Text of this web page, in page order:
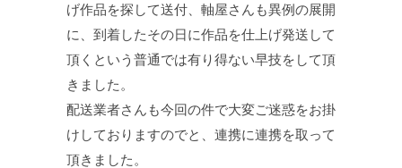
げ作品を探して送付、軸屋さんも異例の展開
に、到着したその日に作品を仕上げ発送して
頂くという普通では有り得ない早技をして頂
きました。
配送業者さんも今回の件で大変ご迷惑をお掛
けしておりますのでと、連携に連携を取って
頂きました。